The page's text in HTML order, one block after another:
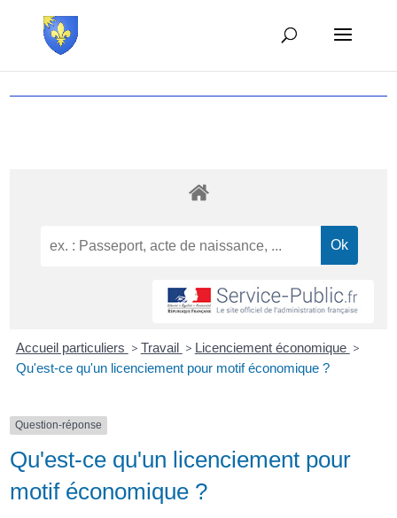
Accueil particuliers > Travail > Licenciement économique >
Qu'est-ce qu'un licenciement pour motif économique ?
Question-réponse
Qu'est-ce qu'un licenciement pour
motif économique ?